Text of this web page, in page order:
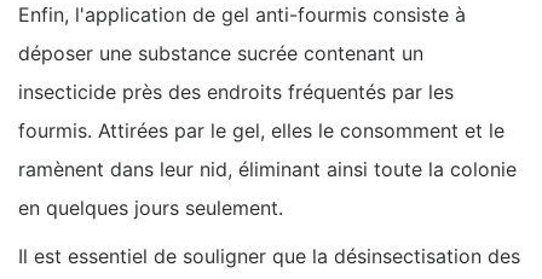
Enfin, l'application de gel anti-fourmis consiste à
déposer une substance sucrée contenant un
insecticide près des endroits fréquentés par les
fourmis. Attirées par le gel, elles le consomment et le
ramènent dans leur nid, éliminant ainsi toute la colonie
en quelques jours seulement.
Il est essentiel de souligner que la désinsectisation des